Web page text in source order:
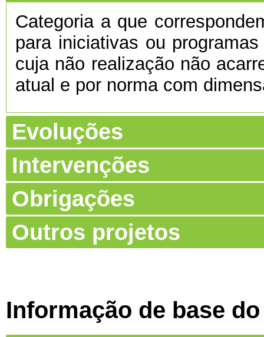
Categoria a que
para iniciativas ou
cuja não realização não
atual e por norma com
Evoluções
Intervenções
Obrigações
Outros projetos
Informação de base